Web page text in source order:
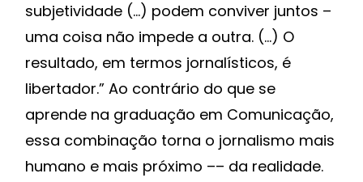
subjetividade (…) podem conviver juntos –
uma coisa não impede a outra. (…) O
resultado, em termos jornalísticos, é
libertador.” Ao contrário do que se
aprende na graduação em Comunicação,
essa combinação torna o jornalismo mais
humano e mais próximo –– da realidade.